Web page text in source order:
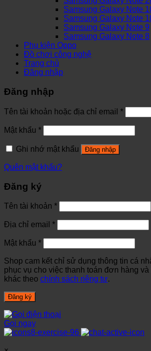
Samsung Galaxy Note
Samsung Galaxy Note
Samsung Galaxy Note 9
Samsung Galaxy Note 8
Phụ kiện Oppo
Đồ chơi công nghệ
Trang chủ
Đăng nhập
Đăng nhập
Tên tài khoản hoặc địa chỉ email *
Mật khẩu *
Ghi nhớ mật khẩu Đăng nhập
Quên mật khẩu?
Đăng ký
Tên tài khoản *
Địa chỉ email *
Mật khẩu *
Shop cam kết chỉ sử dụng thông tin cá
phục vụ cho việc thanh toán đơn hàng và
khác theo chính sách riêng tư.
Đăng ký
Gọi ngay